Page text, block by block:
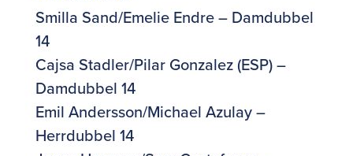
Smilla Sand/Emelie Endre – Damdubbel
14
Cajsa Stadler/Pilar Gonzalez (ESP) –
Damdubbel 14
Emil Andersson/Michael Azulay –
Herrdubbel 14